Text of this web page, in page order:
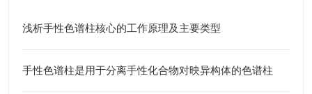
浅析手性色谱柱核心的工作原理及主要类型
手性色谱柱是用于分离手性化合物对映异构体的色谱柱